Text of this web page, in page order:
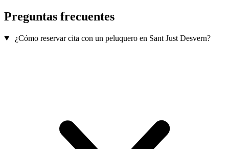
Preguntas frecuentes
¿Cómo reservar cita con un peluquero en Sant Just Desvern?